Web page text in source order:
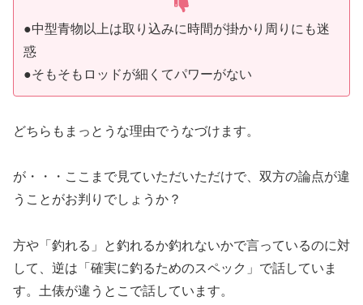
●中型青物以上は取り込みに時間が掛かり周りにも迷
惑
●そもそもロッドが細くてパワーがない
どちらもまっとうな理由でうなづけます。
が・・・ここまで見ていただいただけで、双方の論点が違
うことがお判りでしょうか？
方や「釣れる」と釣れるか釣れないかで言っているのに対
して、逆は「確実に釣るためのスペック」で話していま
す。土俵が違うとこで話しています。